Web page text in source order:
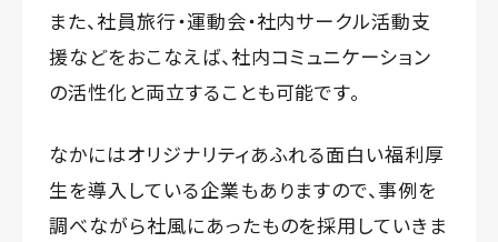
また、社員旅行・運動会・社内サークル活動支
援などをおこなえば、社内コミュニケーション
の活性化と両立することも可能です。
なかにはオリジナリティあふれる面白い福利厚
生を導入している企業もありますので、事例を
調べながら社風にあったものを採用していきま